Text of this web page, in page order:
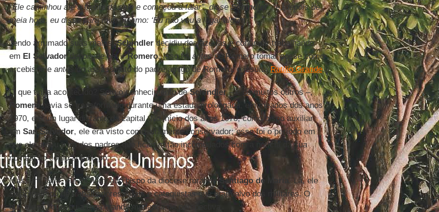
“Ele caminhou até a frente da sala e começou a falar”, disseSchindler, “e, depois de
meia hora, eu disse para mim mesmo: ‘Eu não vou a lugar algum’.”
Tendo arrumado suas malas,Schindlerdecidiu desfazê-las e continuar trabalhando
em El Salvadordepois de ouvirRomero. Isso foiantesde Romero tomar posse como
arcebispo e antes do assassinato do padre amigo de Romero, o jesuítaRutilio Grande.
O que tinha acontecido? Sem o conhecimento deSchindler– e de muitos outros –,
Romero havia se transformado durante uma estada prolongada, em meados dos anos
1970, em um lugar distante da capital. No início dos anos 1970, como bispo auxiliar
em San Salvador, ele era visto como altamente conservador; esse foi o período em
que ele atraiu a ira dos padres que ficaram tão incomodados com a notícia da sua
nomeação como arcebispo.
Mas, em 1974, ele foi nomeado bispo da diocese rural deSantiago de María
. Lá, ele
se aproximou de trabalhadores rurais e catequistas que eram alvo dos militares. O
que ele viu o levou a uma grande mudança de perspectiva.